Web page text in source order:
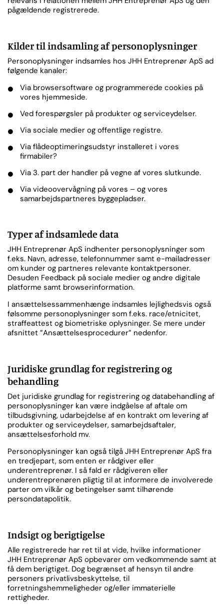
pågældende registrerede.
Kilder til indsamling af personoplysninger
Personoplysninger indsamles hos JHH Entreprenør ApS ad
følgende kanaler:
Via browsersoftware og programmerede cookies på
vores hjemmeside.
Ved forespørgsler på produkter og serviceydelser.
Via sociale medier og offentlige registre.
Via flådeoptimeringsudstyr installeret i vores
firmabiler?
Via 3. part der handler på vegne af vores slutkunde.
Via videoovervågning på vores – og vores
samarbejdspartneres byggepladser.
Typer af indsamlede data
JHH Entreprenør ApS indhenter personoplysninger som
f.eks. Navn, adresse, telefonnummer samt e-mailadresser
om kunder og partneres relevante kontaktpersoner.
Desuden Feedback på sociale medier og andre digitale
platforme samt browserinformation.
I ansættelsessammenhænge indsamles lejlighedsvis også
følsomme personoplysninger som f.eks. race/etnicitet,
straffeattest og biometriske oplysninger. Se mere under
afsnittet ”Ansættelsesprocedurer” nedenfor.
Juridiske grundlag for registrering og
behandling
Det juridiske grundlag for registrering og databehandling af
personoplysninger kan være indgåelse af aftale om
tilbudsgivning, udarbejdelse af en kontrakt om levering af
produkter og serviceydelser, samarbejdsaftaler,
ansættelsesforhold mv.
Personoplysninger kan også tilgå JHH Entreprenør ApS fra
en tredjepart, som enten er rådgiver eller
underentreprenør. I så fald er rådgiveren eller
underentreprenøren pligtig til at informere de involverede
parter om vilkår og betingelser samt tilhørende
persondatapolitik.
Indsigt og berigtigelse
Alle registrerede har ret til at vide, hvilke informationer
JHH Entreprenør ApS opbevarer om vedkommende samt at
få dem berigtiget. Dog begrænset af hensyn til andre
personers privatlivsbeskyttelse, til
forretningshemmeligheder og/eller immaterielle
rettigheder.